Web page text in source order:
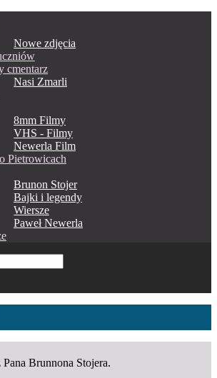
Nowe zdjęcia
cmentarz
Nasi Zmarli
8mm Filmy
VHS - Filmy
Newerla Film
Pietrowicach
Brunon Stojer
Bajki i legendy
Wiersze
Paweł Newerla
Brunnona Stojera.